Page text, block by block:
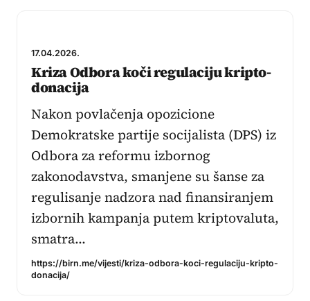
17.04.2026.
Kriza Odbora koči regulaciju kripto-
donacija
Nakon povlačenja opozicione
Demokratske partije socijalista (DPS) iz
Odbora za reformu izbornog
zakonodavstva, smanjene su šanse za
regulisanje nadzora nad finansiranjem
izbornih kampanja putem kriptovaluta,
smatra…
https://birn.me/vijesti/kriza-odbora-koci-regulaciju-kripto-
donacija/